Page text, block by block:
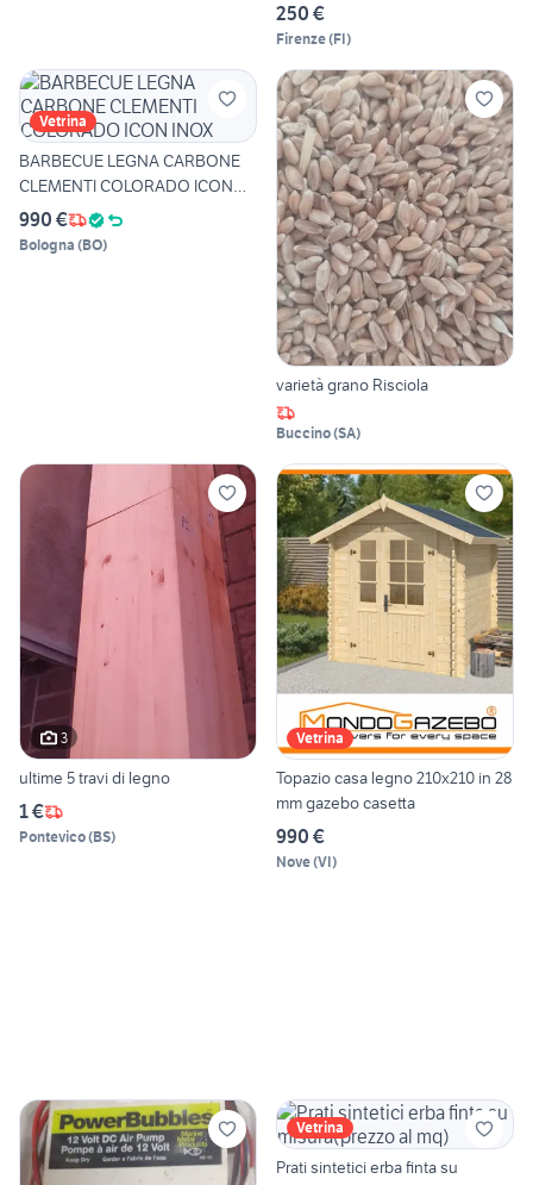
250 €
Firenze(FI)
Vetrina
BARBECUE LEGNA CARBONE
CLEMENTI COLORADO ICON
INOX
990 €
Bologna (BO)
varietà grano Risciola
Buccino(SA)
3
ultime 5 travi di legno
1 €
Pontevico(BS)
Vetrina
Topazio casa legno 210x210 in 28
mm gazebo casetta
990 €
Nove(VI)
Vetrina
Prati sintetici erba finta su